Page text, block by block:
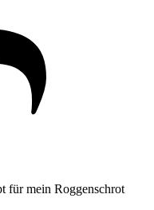
für mein Roggenschrot